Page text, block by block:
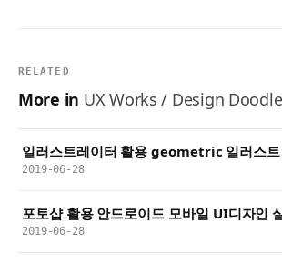
RELATED
More in UX Works / Design
일러스트레이터 활용 geometric 일러스
2019-06-28
포토샵 활용 안드로이드 모바일 UI디자인
2019-06-28